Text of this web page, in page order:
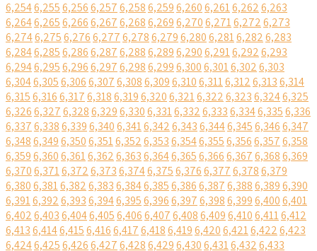
6,2546,2556,2566,2576,2586,2596,2606,2616,2626,263
6,2646,2656,2666,2676,2686,2696,2706,2716,2726,273
6,2746,2756,2766,2776,2786,2796,2806,2816,2826,283
6,2846,2856,2866,2876,2886,2896,2906,2916,2926,293
6,2946,2956,2966,2976,2986,2996,3006,3016,3026,303
6,3046,3056,3066,3076,3086,3096,3106,3116,3126,3136,314
6,3156,3166,3176,3186,3196,3206,3216,3226,3236,3246,325
6,3266,3276,3286,3296,3306,3316,3326,3336,3346,3356,336
6,3376,3386,3396,3406,3416,3426,3436,3446,3456,3466,347
6,3486,3496,3506,3516,3526,3536,3546,3556,3566,3576,358
6,3596,3606,3616,3626,3636,3646,3656,3666,3676,3686,369
6,3706,3716,3726,3736,3746,3756,3766,3776,3786,379
6,3806,3816,3826,3836,3846,3856,3866,3876,3886,3896,390
6,3916,3926,3936,3946,3956,3966,3976,3986,3996,4006,401
6,4026,4036,4046,4056,4066,4076,4086,4096,4106,4116,412
6,4136,4146,4156,4166,4176,4186,4196,4206,4216,4226,423
6,4246,4256,4266,4276,4286,4296,4306,4316,4326,433